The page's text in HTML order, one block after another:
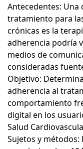
Antecedentes: Una
tratamiento para
crónicas es la
adherencia podría
medios de
consideradas
Objetivo:
adherencia al
comportamiento
digital en los
Salud
Sujetos y